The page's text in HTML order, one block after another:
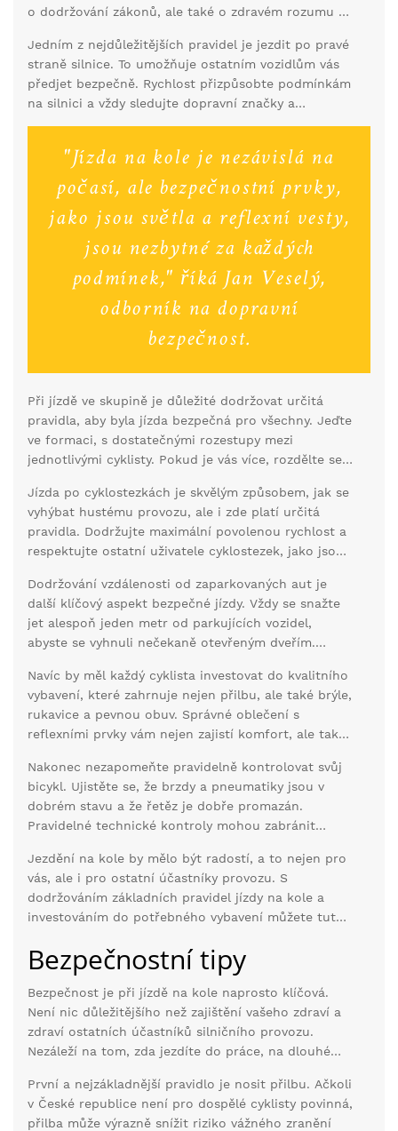
o dodržování zákonů, ale také o zdravém rozumu a
jízdě je pochopit a dodržovat dopravní předpisy
platné pro cyklisty.
Jedním z nejdůležitějších pravidel je jezdit po pravé
straně silnice. To umožňuje ostatním vozidlům vás
předjet bezpečně. Rychlost přizpůsobte podmínkám
na silnici a vždy sledujte dopravní značky a
vás ostatní řidiči dobře viděli.
"Jízda na kole je nezávislá na
počasí, ale bezpečnostní prvky,
jako jsou světla a reflexní vesty,
jsou nezbytné za každých
podmínek," říká Jan Veselý,
odborník na dopravní
bezpečnost.
Při jízdě ve skupině je důležité dodržovat určitá
pravidla, aby byla jízda bezpečná pro všechny. Jeďte
ve formaci, s dostatečnými rozestupy mezi
jednotlivými cyklisty. Pokud je vás více, rozdělte se
snadněji předjet. Komunikace mezi cyklisty je také
klíčová – používejte gesta pro signalizaci změny
směru nebo zastavení.
Jízda po cyklostezkách je skvělým způsobem, jak se
vyhýbat hustému provozu, ale i zde platí určitá
pravidla. Dodržujte maximální povolenou rychlost a
respektujte ostatní uživatele cyklostezek, jako jsou
když to zákon nevyžaduje, významně zvyšuje vaši
bezpečnost.
Dodržování vzdálenosti od zaparkovaných aut je
další klíčový aspekt bezpečné jízdy. Vždy se snažte
jet alespoň jeden metr od parkujících vozidel,
abyste se vyhnuli nečekaně otevřeným dveřím.
úrazům.
Navíc by měl každý cyklista investovat do kvalitního
vybavení, které zahrnuje nejen přilbu, ale také brýle,
rukavice a pevnou obuv. Správné oblečení s
reflexními prvky vám nejen zajistí komfort, ale také
Nakonec nezapomeňte pravidelně kontrolovat svůj
bicykl. Ujistěte se, že brzdy a pneumatiky jsou v
dobrém stavu a že řetěz je dobře promazán.
Pravidelné technické kontroly mohou zabránit
kola.
Jezdění na kole by mělo být radostí, a to nejen pro
vás, ale i pro ostatní účastníky provozu. S
dodržováním základních pravidel jízdy na kole a
investováním do potřebného vybavení můžete tuto
okolí.
Bezpečnostní tipy
Bezpečnost je při jízdě na kole naprosto klíčová.
Není nic důležitějšího než zajištění vašeho zdraví a
zdraví ostatních účastníků silničního provozu.
Nezáleží na tom, zda jezdíte do práce, na dlouhé
pravidla by měla být vždy na prvním místě.
První a nejzákladnější pravidlo je nosit přilbu. Ačkoli
v České republice není pro dospělé cyklisty povinná,
přilba může výrazně snížit riziko vážného zranění